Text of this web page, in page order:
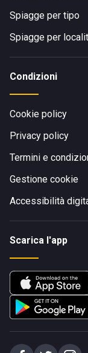
Spiagge per tipo
Spiagge per
Condizioni
Cookie policy
Privacy policy
Termini e
Gestione cookie
Accessibilità
Scarica l'app